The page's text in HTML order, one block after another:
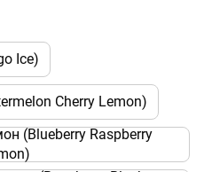
Ice)
Cherry Lemon)
(Blueberry Raspberry